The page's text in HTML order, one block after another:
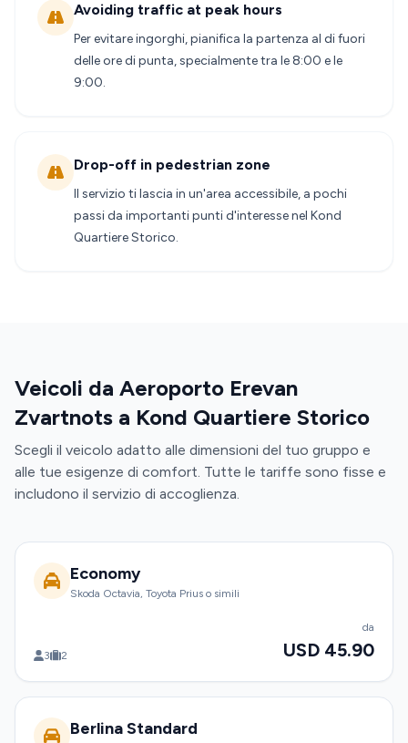
Avoiding traffic at peak hours
Per evitare ingorghi, pianifica la partenza al di fuori
delle ore di punta, specialmente tra le 8:00 e le
9:00.
Drop-off in pedestrian zone
Il servizio ti lascia in un'area accessibile, a pochi
passi da importanti punti d'interesse nel Kond
Quartiere Storico.
Veicoli da Aeroporto Erevan
Zvartnots a Kond Quartiere Storico
Scegli il veicolo adatto alle dimensioni del tuo gruppo e
alle tue esigenze di comfort. Tutte le tariffe sono fisse e
includono il servizio di accoglienza.
Economy
Skoda Octavia, Toyota Prius o simili
3 2
da
USD 45.90
Berlina Standard